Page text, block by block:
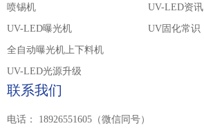
喷锡机
UV-LED曝光机
全自动曝光机上下料机
UV-LED光源升级
UV-LED资讯
UV固化常识
联系我们
电话： 18926551605（微信同号）